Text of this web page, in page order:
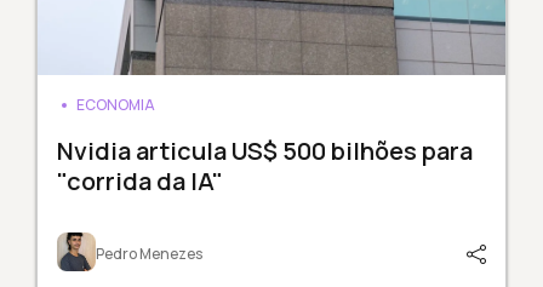
ECONOMIA
Nvidia articula US$ 500 bilhões para
"corrida da IA"
Pedro Menezes